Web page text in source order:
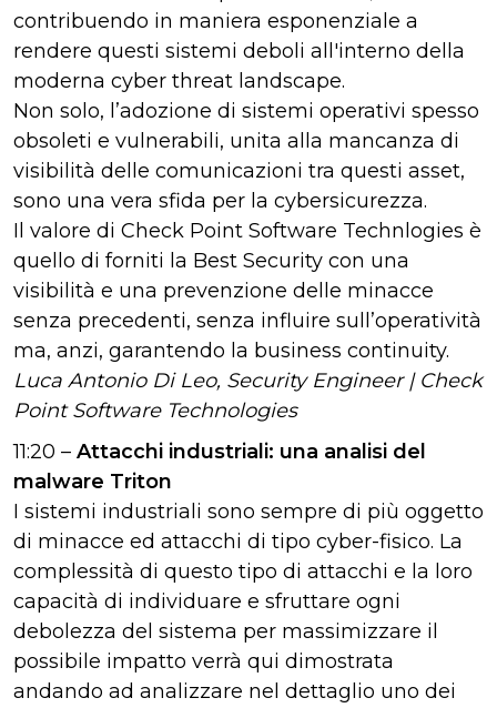
contribuendo in maniera esponenziale a
rendere questi sistemi deboli all'interno della
moderna cyber threat landscape.
Non solo, l’adozione di sistemi operativi spesso
obsoleti e vulnerabili, unita alla mancanza di
visibilità delle comunicazioni tra questi asset,
sono una vera sfida per la cybersicurezza.
Il valore di Check Point Software Technlogies è
quello di forniti la Best Security con una
visibilità e una prevenzione delle minacce
senza precedenti, senza influire sull’operatività
ma, anzi, garantendo la business continuity.
Luca Antonio Di Leo, Security Engineer | Check
Point Software Technologies
11:20 – Attacchi industriali: una analisi del
malware Triton
I sistemi industriali sono sempre di più oggetto
di minacce ed attacchi di tipo cyber-fisico. La
complessità di questo tipo di attacchi e la loro
capacità di individuare e sfruttare ogni
debolezza del sistema per massimizzare il
possibile impatto verrà qui dimostrata
andando ad analizzare nel dettaglio uno dei